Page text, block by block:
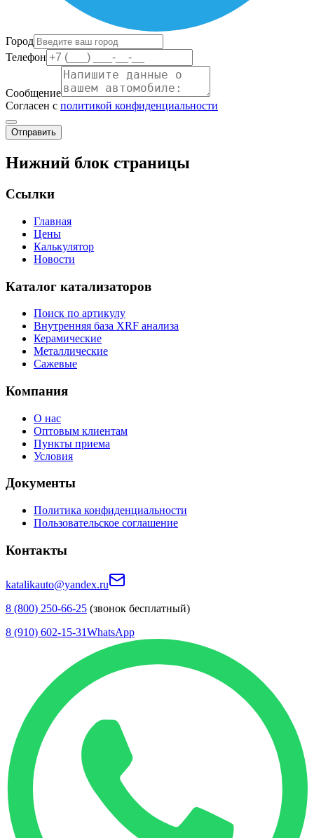
Город
Телефон
Сообщение
Согласен с политикой конфиденциальности
Отправить
Нижний блок страницы
Ссылки
Главная
Цены
Калькулятор
Новости
Каталог катализаторов
Поиск по артикулу
Внутренняя база XRF анализа
Керамические
Металлические
Сажевые
Компания
О нас
Оптовым клиентам
Пункты приема
Условия
Документы
Политика конфиденциальности
Пользовательское соглашение
Контакты
katalikauto@yandex.ru
8 (800) 250-66-25 (звонок бесплатный)
8 (910) 602-15-31WhatsApp